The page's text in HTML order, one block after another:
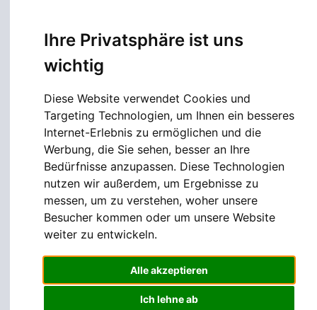
Ihre Privatsphäre ist uns
wichtig
Diese Website verwendet Cookies und
Targeting Technologien, um Ihnen ein besseres
Internet-Erlebnis zu ermöglichen und die
Werbung, die Sie sehen, besser an Ihre
Bedürfnisse anzupassen. Diese Technologien
nutzen wir außerdem, um Ergebnisse zu
messen, um zu verstehen, woher unsere
Besucher kommen oder um unsere Website
weiter zu entwickeln.
Alle akzeptieren
Ich lehne ab
Allgemeinmedizin
Prävention
Kardiologie
Gastroenterologie
Lungenheilkunde
Neurologie & Psychiatrie
Services
Terminbuchung
Kontakt